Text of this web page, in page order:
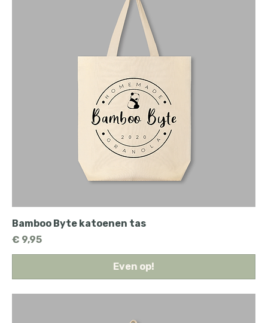
Bamboo Byte katoenen tas
Prijs
€ 9,95
Even op!